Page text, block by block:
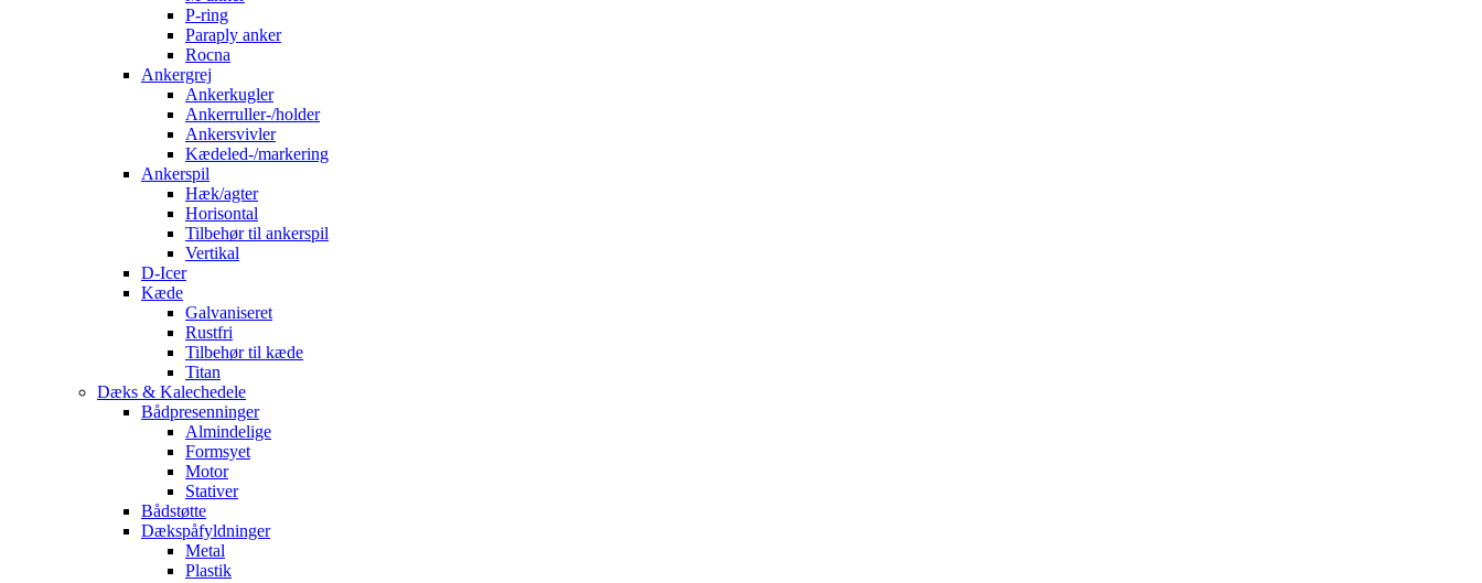
P-ring
Paraply anker
Rocna
Ankergrej
Ankerkugler
Ankerruller-/holder
Ankersvivler
Kædeled-/markering
Ankerspil
Hæk/agter
Horisontal
Tilbehør til ankerspil
Vertikal
D-Icer
Kæde
Galvaniseret
Rustfri
Tilbehør til kæde
Titan
Dæks & Kalechedele
Bådpresenninger
Almindelige
Formsyet
Motor
Stativer
Bådstøtte
Dækspåfyldninger
Metal
Plastik